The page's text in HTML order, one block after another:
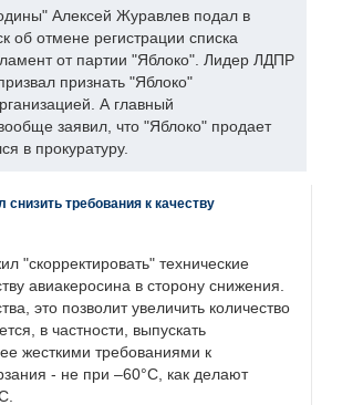
Алексей Журавлев подал в
об отмене регистрации списка
от партии "Яблоко". Лидер ЛДПР
признать "Яблоко"
А главный
заявил, что "Яблоко" продает
в прокуратуру.
требования к качеству
"скорректировать" технические
авиакеросина в сторону снижения.
это позволит увеличить количество
в частности, выпускать
жесткими требованиями к
- не при –60°C, как делают